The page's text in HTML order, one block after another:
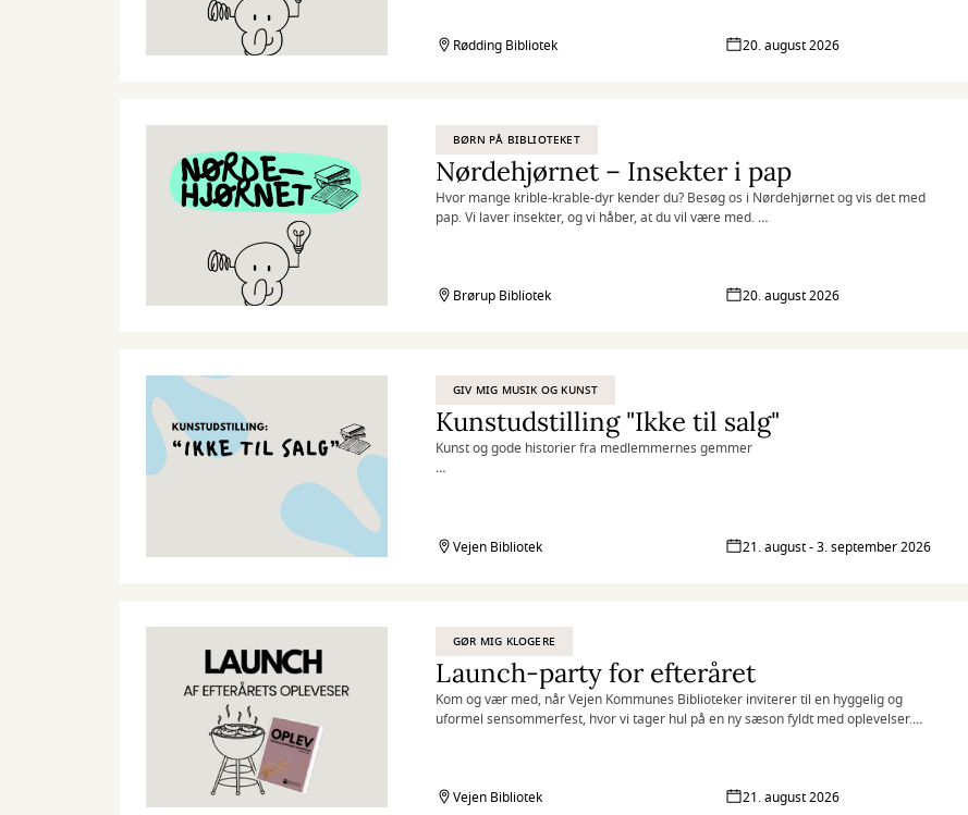
lade både børn og voksnes skaberglæde få frit spil.
Rødding Bibliotek 20. august 2026
BØRN PÅ BIBLIOTEKET
Nørdehjørnet – Insekter i pap
Hvor mange krible-krable-dyr kender du? Besøg os i Nørdehjørnet og vis det med
pap. Vi laver insekter, og vi håber, at du vil være med.
og skaber skøre, vilde og smukke kreationer. I Nørdehjørnet er vores mission at
Brørup Bibliotek 20. august 2026
GIV MIG MUSIK OG KUNST
Kunstudstilling "Ikke til salg"
Kunst og gode historier fra medlemmernes gemmer
Vejen Bibliotek 21. august - 3. september 2026
GØR MIG KLOGERE
Launch-party for efteråret
Kom og vær med, når Vejen Kommunes Biblioteker inviterer til en hyggelig og
uformel sensommerfest, hvor vi tager hul på en ny sæson fyldt med oplevelser.
forfatterbesøg, workshops, kulturelle oplevelser og fællesskaber for både børn,
Vejen Bibliotek 21. august 2026